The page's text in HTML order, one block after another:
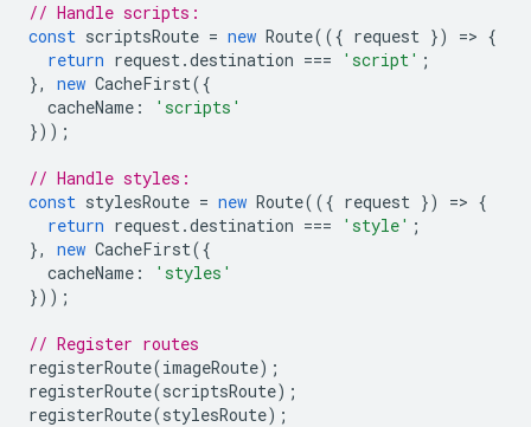
// Handle scripts:
const scriptsRoute = new Route(({ request }) => {
return request.destination === 'script' ;
},
new CacheFirst({
cacheName :
'scripts'
}));
// Handle styles:
const stylesRoute = new Route(({ request }) => {
return request.destination === 'style' ;
},
new CacheFirst({
cacheName :
'styles'
}));
// Register routes
registerRoute(imageRoute);
registerRoute(scriptsRoute);
registerRoute(stylesRoute);